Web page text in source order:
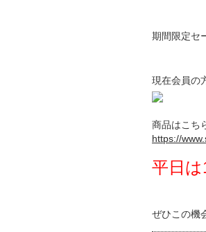
期間限定セ
現在会員の
商品はこち
https://
平日
ぜひこの機